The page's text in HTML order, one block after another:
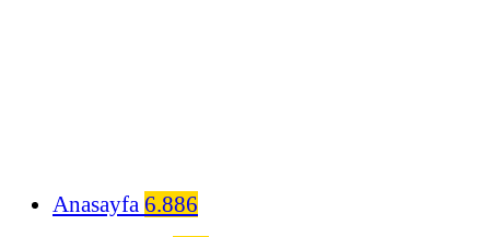
Anasayfa 6.886